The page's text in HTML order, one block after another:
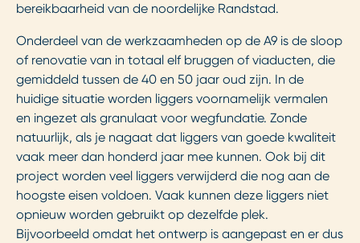
bereikbaarheid van de noordelijke Randstad.
Onderdeel van de werkzaamheden op de A9 is de sloop
of renovatie van in totaal elf bruggen of viaducten, die
gemiddeld tussen de 40 en 50 jaar oud zijn. In de
huidige situatie worden liggers voornamelijk vermalen
en ingezet als granulaat voor wegfundatie. Zonde
natuurlijk, als je nagaat dat liggers van goede kwaliteit
vaak meer dan honderd jaar mee kunnen. Ook bij dit
project worden veel liggers verwijderd die nog aan de
hoogste eisen voldoen. Vaak kunnen deze liggers niet
opnieuw worden gebruikt op dezelfde plek.
Bijvoorbeeld omdat het ontwerp is aangepast en er dus